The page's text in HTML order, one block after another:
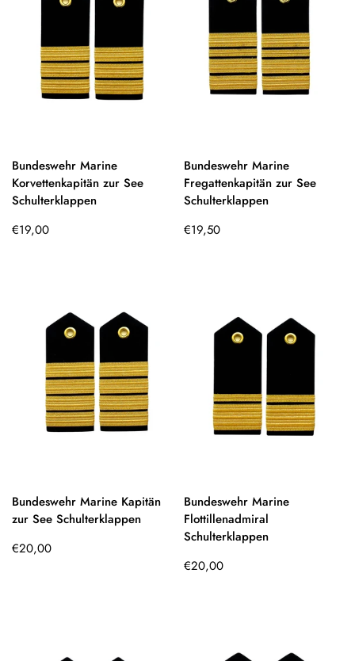
Bundeswehr Marine
Korvettenkapitän zur See
Schulterklappen
Regulärer
€19,00
Bundeswehr Marine
Fregattenkapitän zur See
Schulterklappen
Regulärer
€19,50
Bundeswehr Marine Kapitän
zur See Schulterklappen
Regulärer
€20,00
Bundeswehr Marine
Flottillenadmiral
Schulterklappen
Regulärer
€20,00